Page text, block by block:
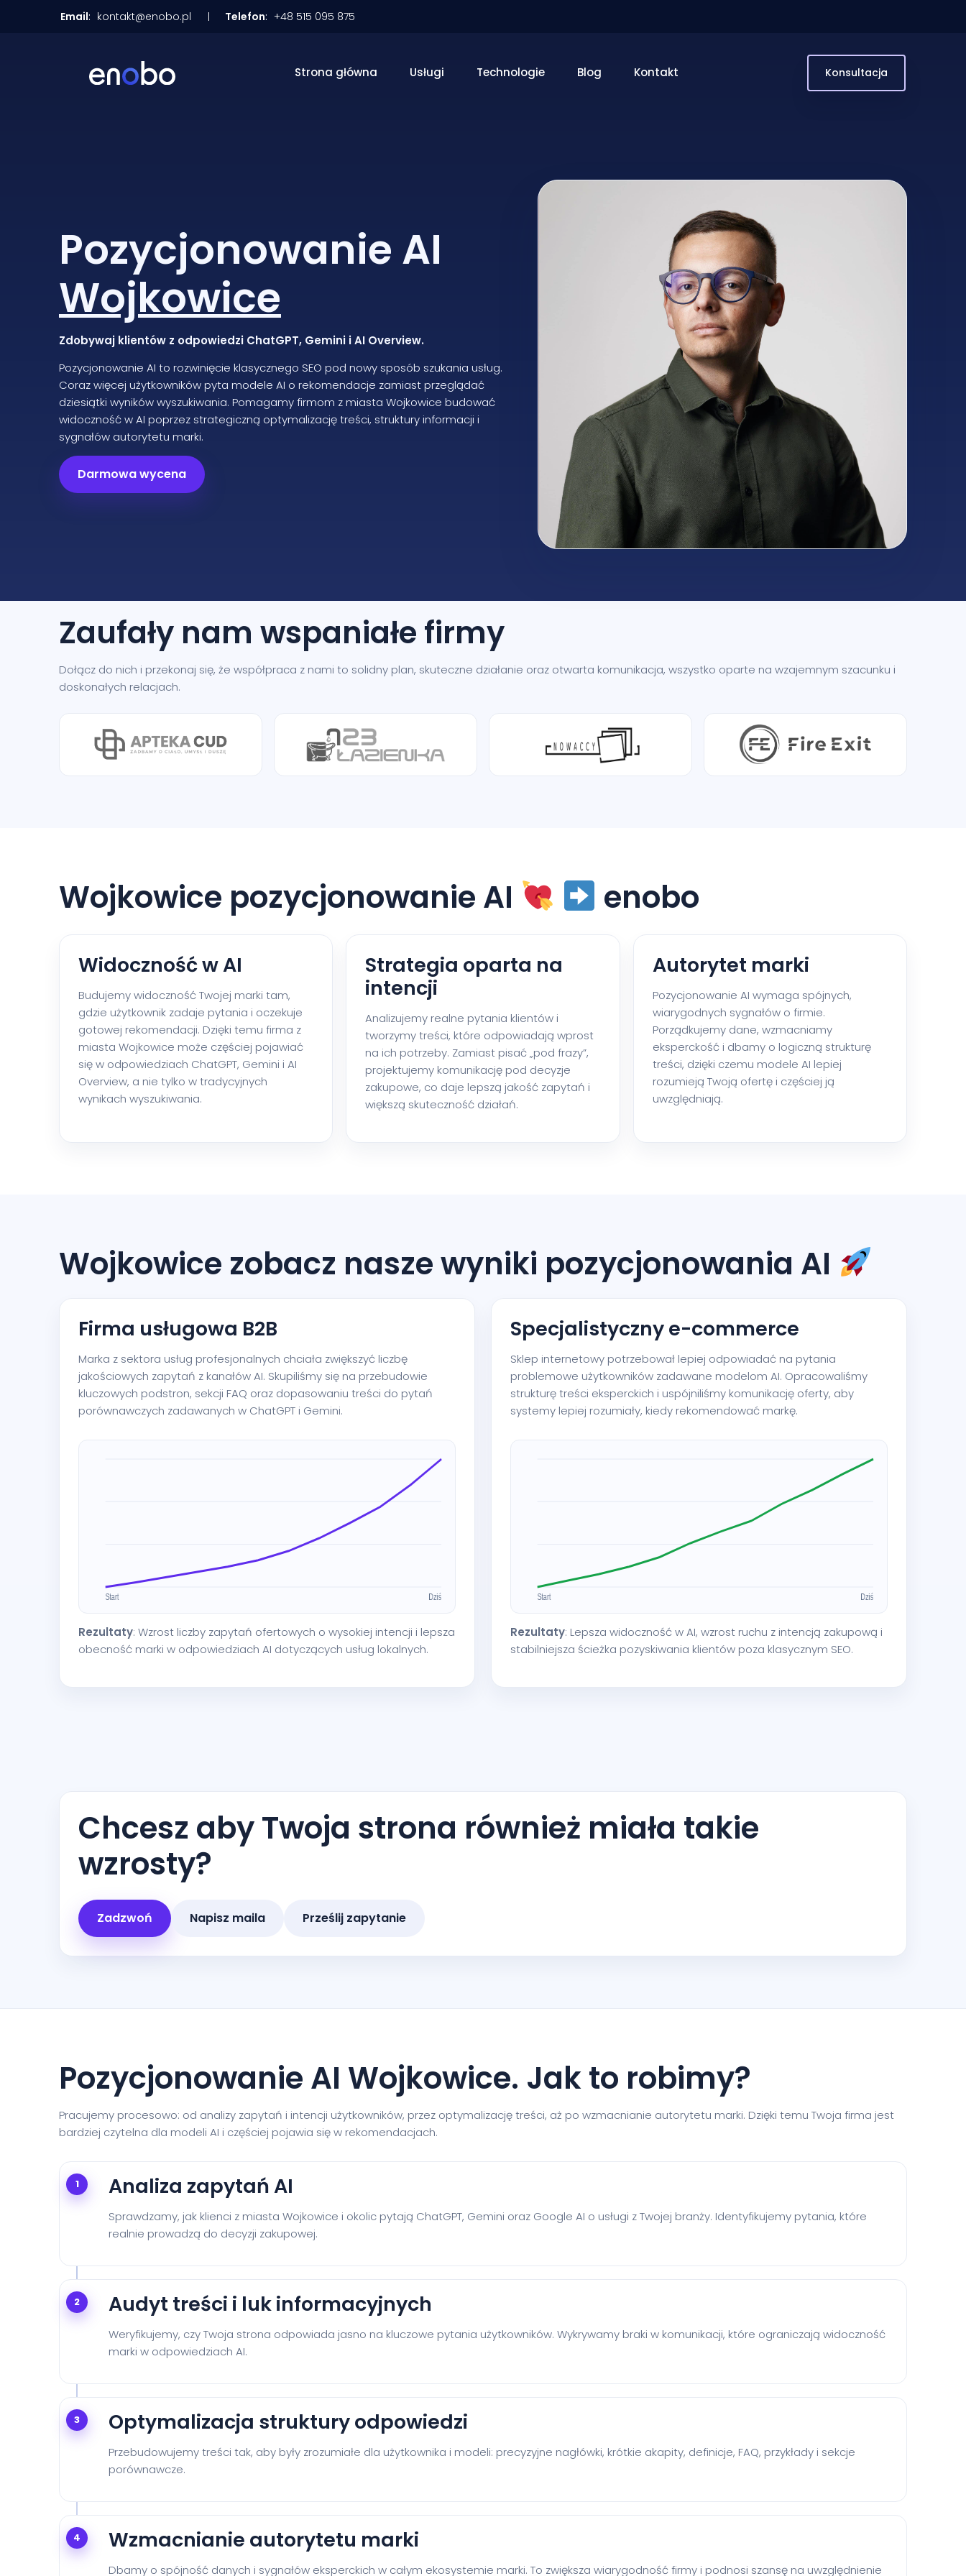
Email: kontakt@enobo.pl Telefon: +48 515 095 875
Strona główna Usługi Technologie Blog Kontakt Konsultacja
Pozycjonowanie AI
Wojkowice
Zdobywaj klientów z odpowiedzi ChatGPT, Gemini i AI Overview.
Pozycjonowanie AI to rozwinięcie klasycznego SEO pod nowy sposób szukania usług.
Coraz więcej użytkowników pyta modele AI o rekomendacje zamiast przeglądać
dziesiątki wyników wyszukiwania. Pomagamy firmom z miasta Wojkowice budować
widoczność w AI poprzez strategiczną optymalizację treści, struktury informacji i
sygnałów autorytetu marki.
Darmowa wycena
Zaufały nam wspaniałe firmy
Dołącz do nich i przekonaj się, że współpraca z nami to solidny plan, skuteczne działanie oraz otwarta komunikacja, wszystko oparte na wzajemnym szacunku i
doskonałych relacjach.
Wojkowice pozycjonowanie AI enobo
Widoczność w AI
Budujemy widoczność Twojej marki tam,
gdzie użytkownik zadaje pytania i oczekuje
gotowej rekomendacji. Dzięki temu firma z
miasta Wojkowice może częściej pojawiać
się w odpowiedziach ChatGPT, Gemini i AI
Overview, a nie tylko w tradycyjnych
wynikach wyszukiwania.
Strategia oparta na
intencji
Analizujemy realne pytania klientów i
tworzymy treści, które odpowiadają wprost
na ich potrzeby. Zamiast pisać „pod frazy”,
projektujemy komunikację pod decyzje
zakupowe, co daje lepszą jakość zapytań i
większą skuteczność działań.
Autorytet marki
Pozycjonowanie AI wymaga spójnych,
wiarygodnych sygnałów o firmie.
Porządkujemy dane, wzmacniamy
eksperckość i dbamy o logiczną strukturę
treści, dzięki czemu modele AI lepiej
rozumieją Twoją ofertę i częściej ją
uwzględniają.
Wojkowice zobacz nasze wyniki pozycjonowania AI
Firma usługowa B2B
Marka z sektora usług profesjonalnych chciała zwiększyć liczbę
jakościowych zapytań z kanałów AI. Skupiliśmy się na przebudowie
kluczowych podstron, sekcji FAQ oraz dopasowaniu treści do pytań
porównawczych zadawanych w ChatGPT i Gemini.
Rezultaty: Wzrost liczby zapytań ofertowych o wysokiej intencji i lepsza
obecność marki w odpowiedziach AI dotyczących usług lokalnych.
Specjalistyczny e-commerce
Sklep internetowy potrzebował lepiej odpowiadać na pytania
problemowe użytkowników zadawane modelom AI. Opracowaliśmy
strukturę treści eksperckich i uspójniliśmy komunikację oferty, aby
systemy lepiej rozumiały, kiedy rekomendować markę.
Rezultaty: Lepsza widoczność w AI, wzrost ruchu z intencją zakupową i
stabilniejsza ścieżka pozyskiwania klientów poza klasycznym SEO.
Chcesz aby Twoja strona również miała takie
wzrosty?
Zadzwoń Napisz maila Prześlij zapytanie
Pozycjonowanie AI Wojkowice. Jak to robimy?
Pracujemy procesowo: od analizy zapytań i intencji użytkowników, przez optymalizację treści, aż po wzmacnianie autorytetu marki. Dzięki temu Twoja firma jest
bardziej czytelna dla modeli AI i częściej pojawia się w rekomendacjach.
1 Analiza zapytań AI
Sprawdzamy, jak klienci z miasta Wojkowice i okolic pytają ChatGPT, Gemini oraz Google AI o usługi z Twojej branży. Identyfikujemy pytania, które
realnie prowadzą do decyzji zakupowej.
2 Audyt treści i luk informacyjnych
Weryfikujemy, czy Twoja strona odpowiada jasno na kluczowe pytania użytkowników. Wykrywamy braki w komunikacji, które ograniczają widoczność
marki w odpowiedziach AI.
3 Optymalizacja struktury odpowiedzi
Przebudowujemy treści tak, aby były zrozumiałe dla użytkownika i modeli: precyzyjne nagłówki, krótkie akapity, definicje, FAQ, przykłady i sekcje
porównawcze.
4 Wzmacnianie autorytetu marki
Dbamy o spójność danych i sygnałów eksperckich w całym ekosystemie marki. To zwiększa wiarygodność firmy i podnosi szansę na uwzględnienie